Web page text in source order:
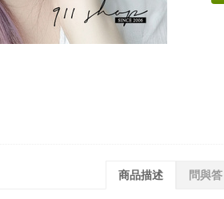
商品描述 問與答